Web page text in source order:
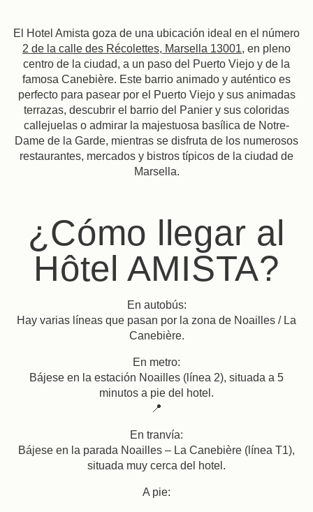
El Hotel Amista goza de una ubicación ideal en el número
2 de la calle des Récolettes, Marsella 13001, en pleno
centro de la ciudad, a un paso del Puerto Viejo y de la
famosa Canebière. Este barrio animado y auténtico es
perfecto para pasear por el Puerto Viejo y sus animadas
terrazas, descubrir el barrio del Panier y sus coloridas
callejuelas o admirar la majestuosa basílica de Notre-
Dame de la Garde, mientras se disfruta de los numerosos
restaurantes, mercados y bistros típicos de la ciudad de
Marsella.
¿Cómo llegar al
Hôtel AMISTA?
En autobús:
Hay varias líneas que pasan por la zona de Noailles / La
Canebière.
En metro:
Bájese en la estación Noailles (línea 2), situada a 5
minutos a pie del hotel.
📍
En tranvía:
Bájese en la parada Noailles – La Canebière (línea T1),
situada muy cerca del hotel.
A pie: